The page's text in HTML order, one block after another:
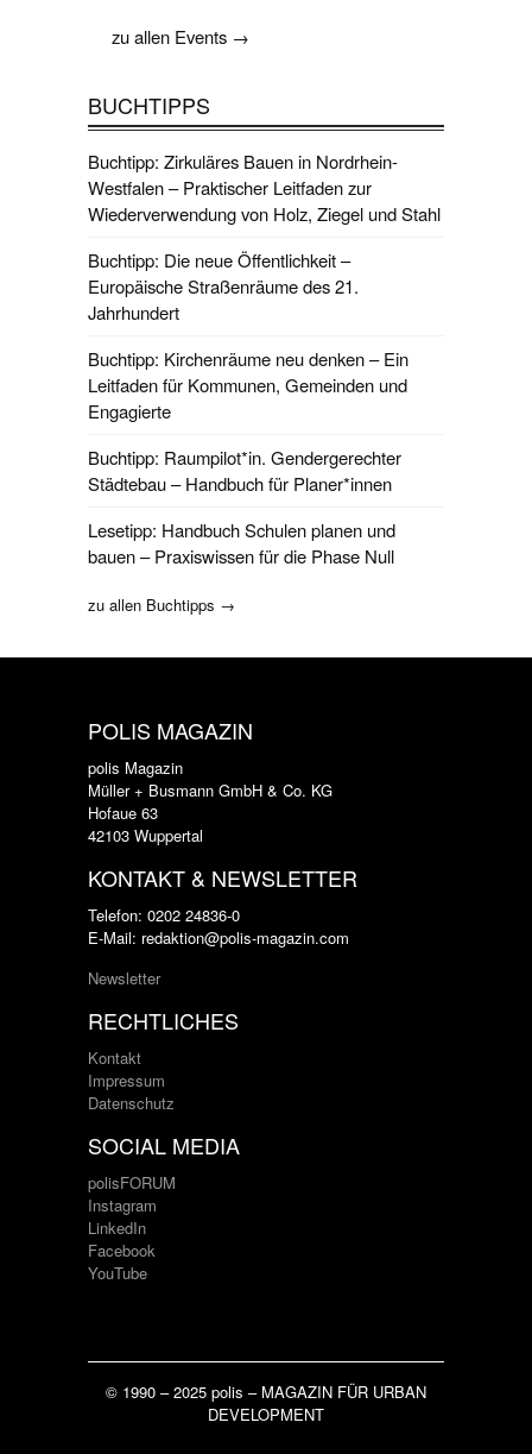
zu allen Events →
BUCHTIPPS
Buchtipp: Zirkuläres Bauen in Nordrhein-
Westfalen – Praktischer Leitfaden zur
Wiederverwendung von Holz, Ziegel und Stahl
Buchtipp: Die neue Öffentlichkeit –
Europäische Straßenräume des 21.
Jahrhundert
Buchtipp: Kirchenräume neu denken – Ein
Leitfaden für Kommunen, Gemeinden und
Engagierte
Buchtipp: Raumpilot*in. Gendergerechter
Städtebau – Handbuch für Planer*innen
Lesetipp: Handbuch Schulen planen und
bauen – Praxiswissen für die Phase Null
zu allen Buchtipps →
POLIS MAGAZIN
polis Magazin
Müller + Busmann GmbH & Co. KG
Hofaue 63
42103 Wuppertal
KONTAKT & NEWSLETTER
Telefon: 0202 24836-0
E-Mail: redaktion@polis-magazin.com
Newsletter
RECHTLICHES
Kontakt
Impressum
Datenschutz
SOCIAL MEDIA
polisFORUM
Instagram
LinkedIn
Facebook
YouTube
© 1990 – 2025 polis – MAGAZIN FÜR URBAN
DEVELOPMENT